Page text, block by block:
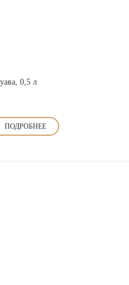
0,5 л
ПОДРОБНЕЕ